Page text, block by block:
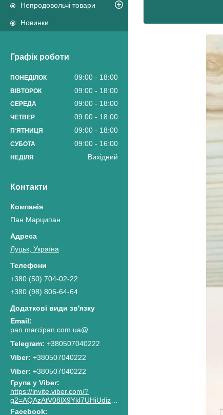
Непродовольчі товари
Новинки
Графік роботи
ПОНЕДІЛОК 09:00 18:00
ВІВТОРОК 09:00 18:00
СЕРЕДА 09:00 18:00
ЧЕТВЕР 09:00 18:00
ПʼЯТНИЦЯ 09:00 18:00
СУБОТА 09:00 16:00
НЕДІЛЯ Вихідний
Контакти
Пан Марципан
Луцьк, Україна
+380 (50) 704-02-22
+380 (98) 806-64-64
pan.marcipan.com.ua@gmail.com
+380507040222
+380507040222
Viber +380507040222
Група у Viber
https://invite.viber.com/?
g2=AQAzAtV08lX9Ykl7UHiUdiz2lJaGpR6lsG8M4RbzQPAkG0NWtCn7PhJnwk8g8F2c
Facebook